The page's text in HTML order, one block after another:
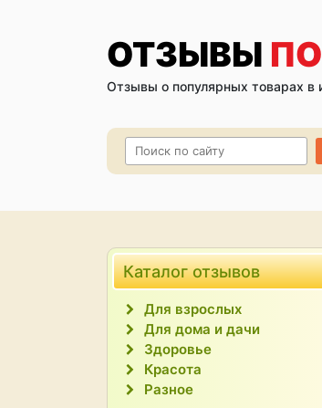
ОТЗЫВЫ
Отзывы о популярных товарах в
Каталог отзывов
Для взрослых
Для дома и дачи
Здоровье
Красота
Разное